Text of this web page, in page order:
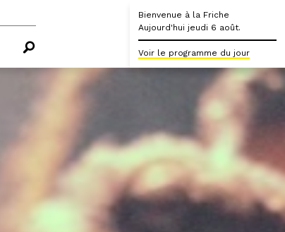
Bienvenue à la Friche
Aujourd'hui jeudi 6 août.
Voir le programme du jour